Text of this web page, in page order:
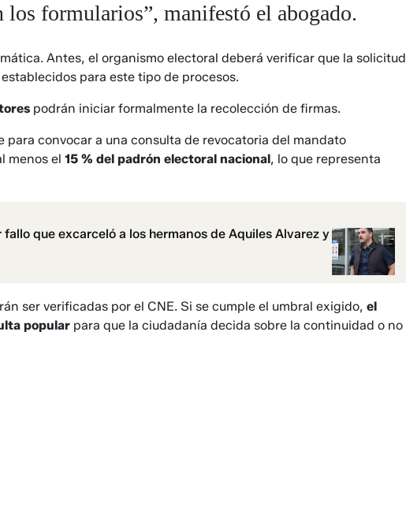
los formularios”, manifestó el abogado.
Antes, el organismo electoral deberá verificar que la solicitud
establecidos para este tipo de procesos.
podrán iniciar formalmente la recolección de firmas.
para convocar a una consulta de revocatoria del mandato
menos el 15 % del padrón electoral nacional, lo que representa
que excarceló a los hermanos de Aquiles Alvarez y
ser verificadas por el CNE. Si se cumple el umbral exigido, el
popular para que la ciudadanía decida sobre la continuidad o no